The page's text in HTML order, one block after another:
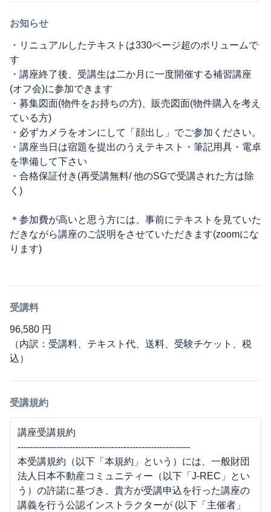
お知らせ
・リニュアルしたテキストは330ページ超のポリュームで
す
・講座終了後、受講生は二か月に一度開催する補習講座
(オフ会)に参加できます
・募集図面(物件をお持ちの方)、販売図面(物件購入を考え
ている方)
・必ずカメラをオンにして「顔出し」でご参加ください。
・講座当日は宿題を提出のうえテキスト・筆記用具・電卓
を準備して下さい
・合格保証付き(再受講無料/ 他のSGで受講された方は除
く)
＊参加費が高いと思う方には、事前にテキストを見ていた
だきながら講座のご説明をさせていただきます(zoomにな
ります)
受講料
96,580 円
（内訳：受講料、テキスト代、送料、受験チケット、税
込）
受講規約
講座受講規約
---------------------------------------------------------
本受講規約（以下「本規約」という）には、一般財団
法人日本不動産コミュニティー（以下「J-REC」とい
う）の許諾に基づき、貴方が受講申込を行った講座の
講義を行う公認インストラクターが (以下「主催者」